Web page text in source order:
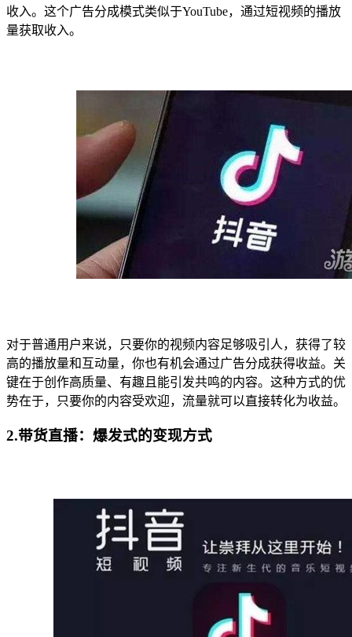
收入。这个广告分成模式类似于YouTube，通过短视频的播放
量获取收入。
对于普通用户来说，只要你的视频内容足够吸引人，获得了较
高的播放量和互动量，你也有机会通过广告分成获得收益。关
键在于创作高质量、有趣且能引发共鸣的内容。这种方式的优
势在于，只要你的内容受欢迎，流量就可以直接转化为收益。
2.带货直播：爆发式的变现方式